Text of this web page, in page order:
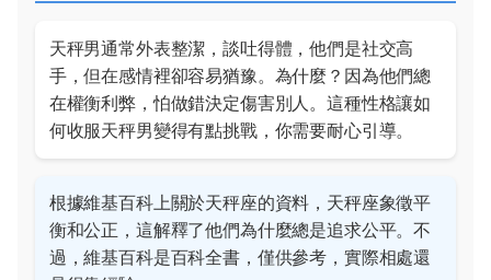
天秤男通常外表整潔，談吐得體，他們是社交高
手，但在感情裡卻容易猶豫。為什麼？因為他們總
在權衡利弊，怕做錯決定傷害別人。這種性格讓如
何收服天秤男變得有點挑戰，你需要耐心引導。
根據維基百科上關於天秤座的資料，天秤座象徵平
衡和公正，這解釋了他們為什麼總是追求公平。不
過，維基百科是百科全書，僅供參考，實際相處還